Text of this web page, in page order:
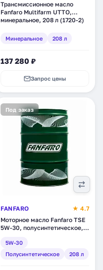
Трансмиссионное масло
Fanfaro Multifarm UTTO,
минеральное, 208 л (1720-2)
Минеральное 208 л
137 280 ₽
Запрос цены
Под заказ
FANFARO
★ 4.7
Моторное масло Fanfaro TSE
5W-30, полусинтетическое,
5W-30
Полусинтетическое
208 л